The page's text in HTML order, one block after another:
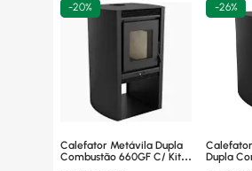
-20%
Calefator Metávila Dupla
Combustão 660GF C/ Kit
-26%
Dupla